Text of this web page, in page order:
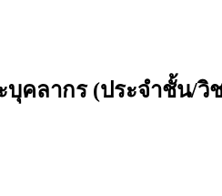
คลากร (ประจำชั้น/วิ